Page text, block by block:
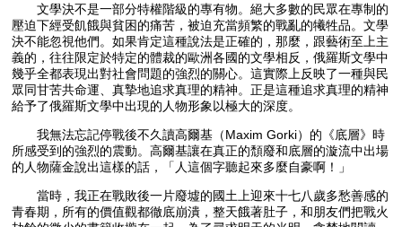
文學決不是一部分特權階級的專有物。絕大多數的民眾在專制的
壓迫下經受飢餓與貧困的痛苦，被迫充當頻繁的戰亂的犧牲品。文學
決不能忽視他們。如果肯定這種說法是正確的，那麼，跟藝術至上主
義的，往往限定於特定的體裁的歐洲各國的文學相反，俄羅斯文學中
幾乎全都表現出對社會問題的強烈的關心。這實際上反映了一種與民
眾同甘苦共命運、真摯地追求真理的精神。正是這種追求真理的精神
給予了俄羅斯文學中出現的人物形象以極大的深度。
我無法忘記停戰後不久讀高爾基（Maxim Gorki）的《底層》時
所感受到的強烈的震動。高爾基讓在真正的頹廢和底層的漩流中出場
的人物薩金說出這樣的話，「人這個字聽起來多麼自豪啊！」
當時，我正在戰敗後一片廢墟的國土上迎來十七八歲多愁善感的
青春期，所有的價值觀都徹底崩潰，整天餓著肚子，和朋友們把戰火